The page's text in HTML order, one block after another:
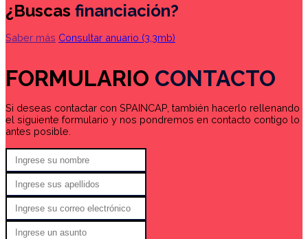
¿Buscas financiación?
Saber más Consultar anuario (3,3mb)
FORMULARIO CONTACTO
Si deseas contactar con SPAINCAP, también hacerlo rellenando
el siguiente formulario y nos pondremos en contacto contigo lo
antes posible.